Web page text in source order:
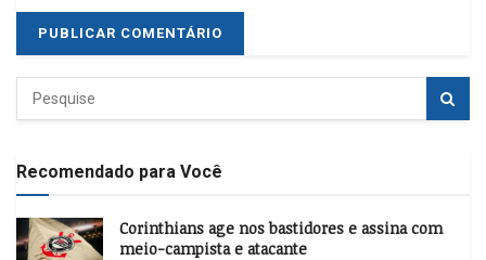
Recomendado para Você
Corinthians age nos bastidores e assina com
meio-campista e atacante